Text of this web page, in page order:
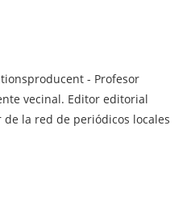
- Profesor
vecinal. Editor editorial
la red de periódicos locales